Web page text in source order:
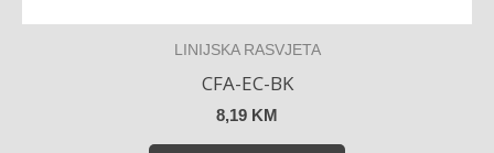
LINIJSKA RASVJETA
CFA-EC-BK
8,19 KM